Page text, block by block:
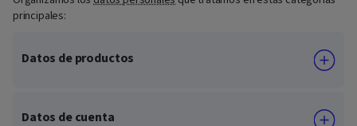
principales:
Datos de productos
Datos de cuenta